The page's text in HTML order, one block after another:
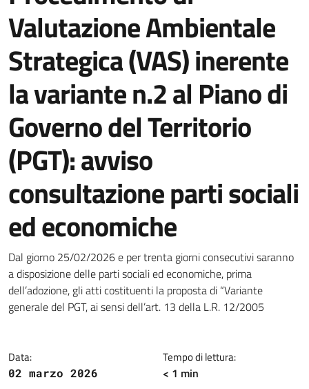
Valutazione Ambientale
Strategica (VAS) inerente
la variante n.2 al Piano di
Governo del Territorio
(PGT): avviso
consultazione parti sociali
ed economiche
Dettagli della notizia
Dal giorno 25/02/2026 e per trenta giorni consecutivi saranno
a disposizione delle parti sociali ed economiche, prima
dell’adozione, gli atti costituenti la proposta di “Variante
generale del PGT, ai sensi dell’art. 13 della L.R. 12/2005
Data:
02 marzo 2026
Tempo di lettura:
< 1 min